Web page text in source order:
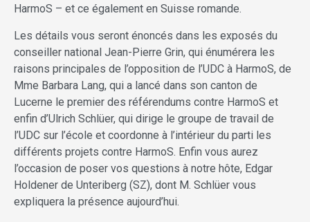
HarmoS – et ce également en Suisse romande.
Les détails vous seront énoncés dans les exposés du
conseiller national Jean-Pierre Grin, qui énumérera les
raisons principales de l’opposition de l’UDC à HarmoS, de
Mme Barbara Lang, qui a lancé dans son canton de
Lucerne le premier des référendums contre HarmoS et
enfin d’Ulrich Schlüer, qui dirige le groupe de travail de
l’UDC sur l’école et coordonne à l’intérieur du parti les
différents projets contre HarmoS. Enfin vous aurez
l’occasion de poser vos questions à notre hôte, Edgar
Holdener de Unteriberg (SZ), dont M. Schlüer vous
expliquera la présence aujourd’hui.